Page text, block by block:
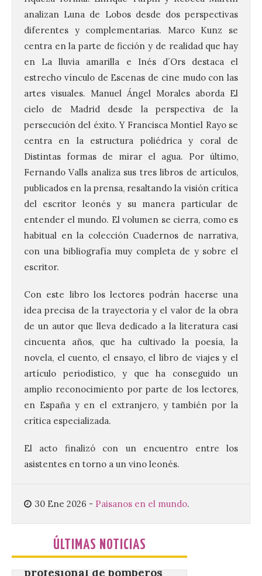
analizan Luna de Lobos desde dos perspectivas
diferentes y complementarias. Marco Kunz se
centra en la parte de ficción y de realidad que hay
en La lluvia amarilla e Inés d´Ors destaca el
estrecho vínculo de Escenas de cine mudo con las
artes visuales. Manuel Ángel Morales aborda El
cielo de Madrid desde la perspectiva de la
persecución del éxito. Y Francisca Montiel Rayo se
centra en la estructura poliédrica y coral de
Distintas formas de mirar el agua. Por último,
Fernando Valls analiza sus tres libros de artículos,
publicados en la prensa, resaltando la visión crítica
del escritor leonés y su manera particular de
entender el mundo. El volumen se cierra, como es
habitual en la colección Cuadernos de narrativa,
con una bibliografía muy completa de y sobre el
escritor.
Con este libro los lectores podrán hacerse una
idea precisa de la trayectoria y el valor de la obra
de un autor que lleva dedicado a la literatura casi
cincuenta años, que ha cultivado la poesía, la
novela, el cuento, el ensayo, el libro de viajes y el
artículo periodístico, y que ha conseguido un
amplio reconocimiento por parte de los lectores,
en España y en el extranjero, y también por la
crítica especializada.
El acto finalizó con un encuentro entre los
asistentes en torno a un vino leonés.
30 Ene 2026 - Paisanos en el mundo.
ÚLTIMAS NOTICIAS
La UPSA impulsa la
Concurso Internacional de
Composición Coral Sacra
8 Ago 2026
Este certamen,
promovido por el Instituto
Universitario de Música
Sacra de la Universidad
Pontificia de Salamanca
(UPSA), premiará composiciones
inéditas, destinadas a coro, con un
premio de 3.000 euros. Las candidaturas
noviembre. La Universidad, a […]
un contingente
forestales en el País
Leonés
8 Ago 2026